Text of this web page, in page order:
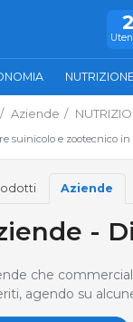
Aziende
suinicolo e zootecnico
Aziende
-
che
agendo su